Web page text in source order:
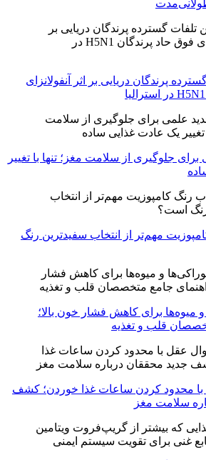
پرندگان دریایی بر اثر آنفولانزای
جلوگیری از سلامت مغز؛ تنها با تغییر
مهم‌تر از انتخاب سفیدترین رنگ
میوه‌ها برای کاهش فشار خون بالا؛
قلب و تغذیه
محدود کردن ساعات غذا خوردن؛ کشف
سلامت مغز